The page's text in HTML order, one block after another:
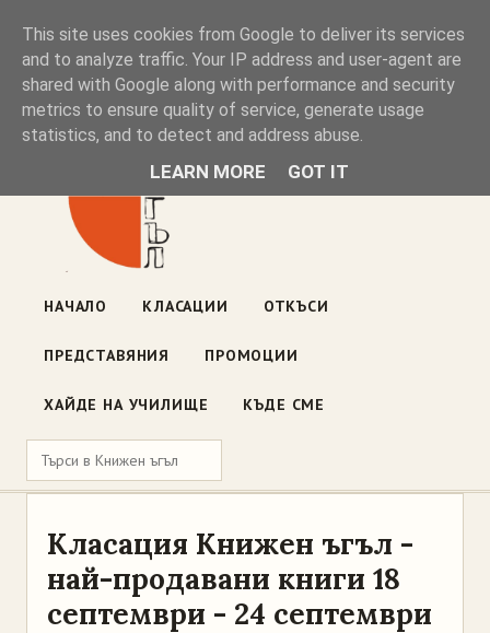
Книжен ъгъл
Блог на книжарницата — класации, откъси, нови книги
ул. „Оборище" 117, София· пон–пет 10:00–19:00 ·
НАЧАЛО КЛАСАЦИИ ОТКЪСИ
ПРЕДСТАВЯНИЯ ПРОМОЦИИ
ХАЙДЕ НА УЧИЛИЩЕ КЪДЕ СМЕ
Класация Книжен ъгъл -
най-продавани книги 18
септември - 24 септември
This site uses cookies from Google to deliver its services
and to analyze traffic. Your IP address and user-agent are
shared with Google along with performance and security
metrics to ensure quality of service, generate usage
statistics, and to detect and address abuse.
LEARN MORE GOT IT